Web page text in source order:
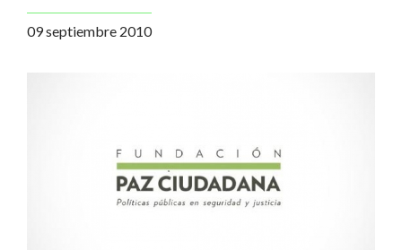
09 septiembre 2010